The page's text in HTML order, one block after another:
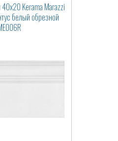
40x20 Kerama Marazzi
белый обрезной